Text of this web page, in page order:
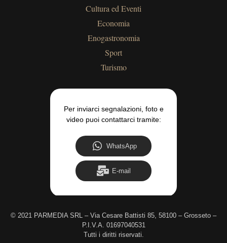
Cultura ed Eventi
Economia
Enogastronomia
Sport
Turismo
Per inviarci segnalazioni, foto e
video puoi contattarci tramite:
WhatsApp
E-mail
© 2021 PARMEDIA SRL – Via Cesare Battisti 85, 58100 – Grosseto –
P.I.V.A. 01697040531
Tutti i diritti riservati.